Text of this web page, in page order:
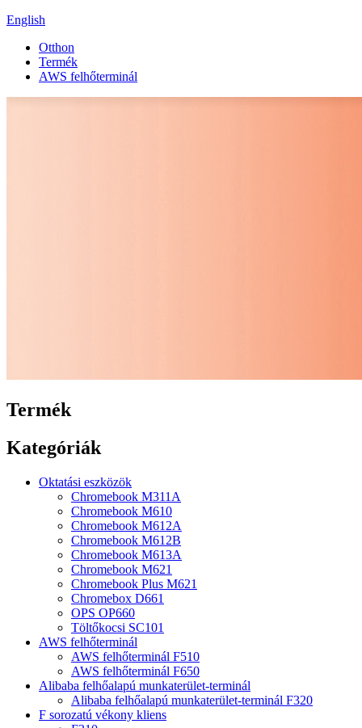
English
Otthon
Termék
AWS felhőterminál
Termék
Kategóriák
Oktatási eszközök
Chromebook M311A
Chromebook M610
Chromebook M612A
Chromebook M612B
Chromebook M613A
Chromebook M621
Chromebook Plus M621
Chromebox D661
OPS OP660
Töltőkocsi SC101
AWS felhőterminál
AWS felhőterminál F510
AWS felhőterminál F650
Alibaba felhőalapú munkaterület-terminál
Alibaba felhőalapú munkaterület-terminál F320
F sorozatú vékony kliens